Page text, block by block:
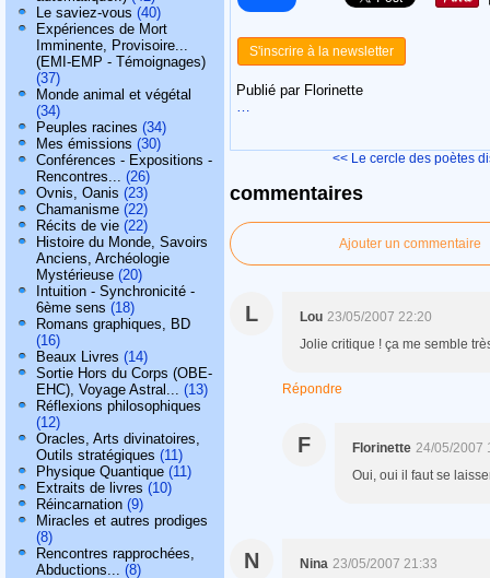
Le saviez-vous (40)
Expériences de Mort
Imminente, Provisoire...
(EMI-EMP - Témoignages)
(37)
Monde animal et végétal
(34)
Peuples racines (34)
Mes émissions (30)
Conférences - Expositions -
Rencontres... (26)
Ovnis, Oanis (23)
Chamanisme (22)
Récits de vie (22)
Histoire du Monde, Savoirs
Anciens, Archéologie
Mystérieuse (20)
Intuition - Synchronicité -
6ème sens (18)
Romans graphiques, BD
(16)
Beaux Livres (14)
Sortie Hors du Corps (OBE-
EHC), Voyage Astral... (13)
Réflexions philosophiques
(12)
Oracles, Arts divinatoires,
Outils stratégiques (11)
Physique Quantique (11)
Extraits de livres (10)
Réincarnation (9)
Miracles et autres prodiges
(8)
Rencontres rapprochées,
Abductions... (8)
S'inscrire à la newsletter
Publié par Florinette
…
<< Le cercle des poètes
commentaires
Ajouter un commentaire
L Lou 23/05/2007 22:20
Jolie critique ! ça me semble
Répondre
F Florinette 24/05/2007
Oui, oui il faut se
N Nina 23/05/2007 21:33